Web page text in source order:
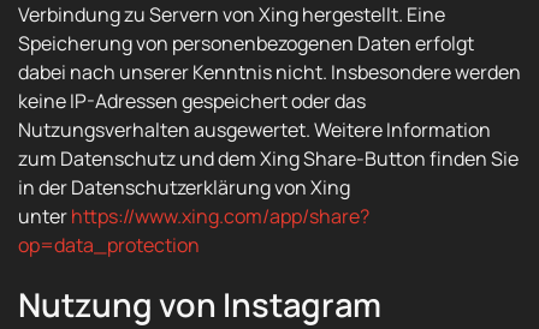
Verbindung zu Servern von Xing hergestellt. Eine
Speicherung von personenbezogenen Daten erfolgt
dabei nach unserer Kenntnis nicht. Insbesondere werden
keine IP-Adressen gespeichert oder das
Nutzungsverhalten ausgewertet. Weitere Information
zum Datenschutz und dem Xing Share-Button finden Sie
in der Datenschutzerklärung von Xing
unterhttps://www.xing.com/app/share?
op=data_protection
Nutzung von Instagram